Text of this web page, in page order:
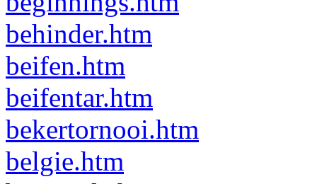
behinder.htm
beifen.htm
beifentar.htm
bekertornooi.htm
belgie.htm